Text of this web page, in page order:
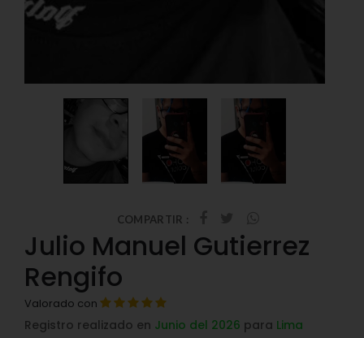
COMPARTIR :
Julio Manuel Gutierrez
Rengifo
Valorado con
Registro realizado en Junio del 2026 para Lima